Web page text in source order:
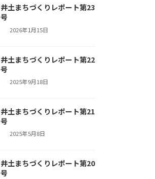
井土まちづくりレポート第23
号
2026年1月15日
井土まちづくりレポート第22
号
2025年9月18日
井土まちづくりレポート第21
号
2025年5月8日
井土まちづくりレポート第20
号